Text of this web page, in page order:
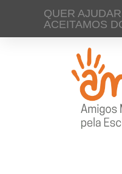
QUER
ACEITAMOS